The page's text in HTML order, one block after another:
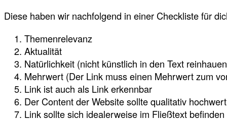
Diese haben wir nachfolgend in einer Checkliste für
Themenrelevanz
Aktualität
Natürlichkeit (nicht künstlich in den Text
Mehrwert (Der Link muss einen Mehrwert zum
Link ist auch als Link erkennbar
Der Content der Website sollte qualitativ
Link sollte sich idealerweise im Fließtext befinden